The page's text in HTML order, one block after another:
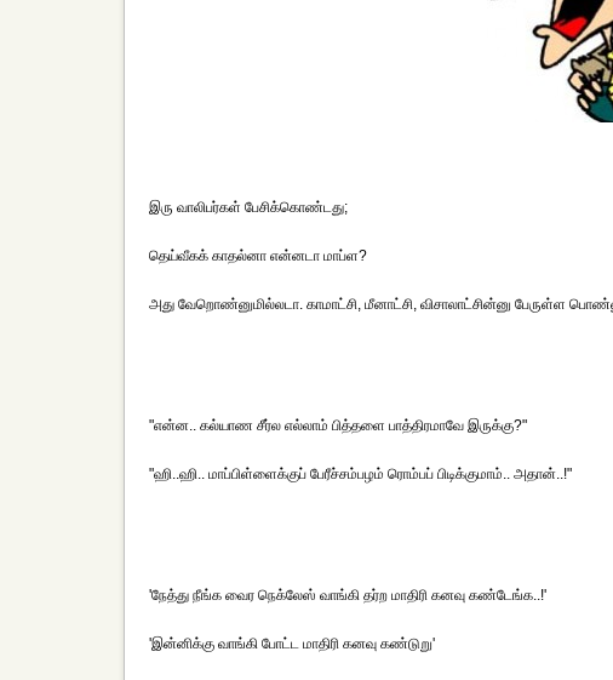
இரு வாலிபர்கள் பேசிக்கொண்டது;
தெய்வீகக் காதல்னா என்னடா மாப்ள?
அது வேறொண்னுமில்லடா. காமாட்சி, மீனாட்சி, விசாலாட்சின்னு பேருள்ள
"என்ன.. கல்யாண சீர்ல எல்லாம் பித்தளை பாத்திரமாவே இருக்கு?"
"ஹி..ஹி.. மாப்பிள்ளைக்குப் பேரீச்சம்பழம் ரொம்பப் பிடிக்குமாம்.. அதான்..!"
'நேத்து நீங்க வைர நெக்லேஸ் வாங்கி தர்ற மாதிரி கனவு கண்டேங்க..!'
'இன்னிக்கு வாங்கி போட்ட மாதிரி கனவு கண்டுறு'